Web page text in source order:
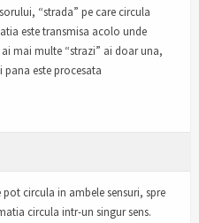
“strada” pe care circula
este transmisa acolo unde
mai multe “strazi” ai doar una,
este procesata
circula in ambele sensuri, spre
circula intr-un singur sens.